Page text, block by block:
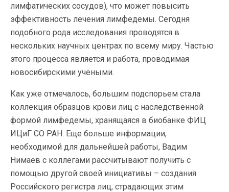
лимфатических сосудов), что может повысить
эффективность лечения лимфедемы. Сегодня
подобного рода исследования проводятся в
нескольких научных центрах по всему миру. Частью
этого процесса является и работа, проводимая
новосибирскими учеными.
Как уже отмечалось, большим подспорьем стала
коллекция образцов крови лиц с наследственной
формой лимфедемы, хранящаяся в биобанке ФИЦ
ИЦиГ СО РАН. Еще больше информации,
необходимой для дальнейшей работы, Вадим
Нимаев с коллегами рассчитывают получить с
помощью другой своей инициативы – создания
Российского регистра лиц, страдающих этим